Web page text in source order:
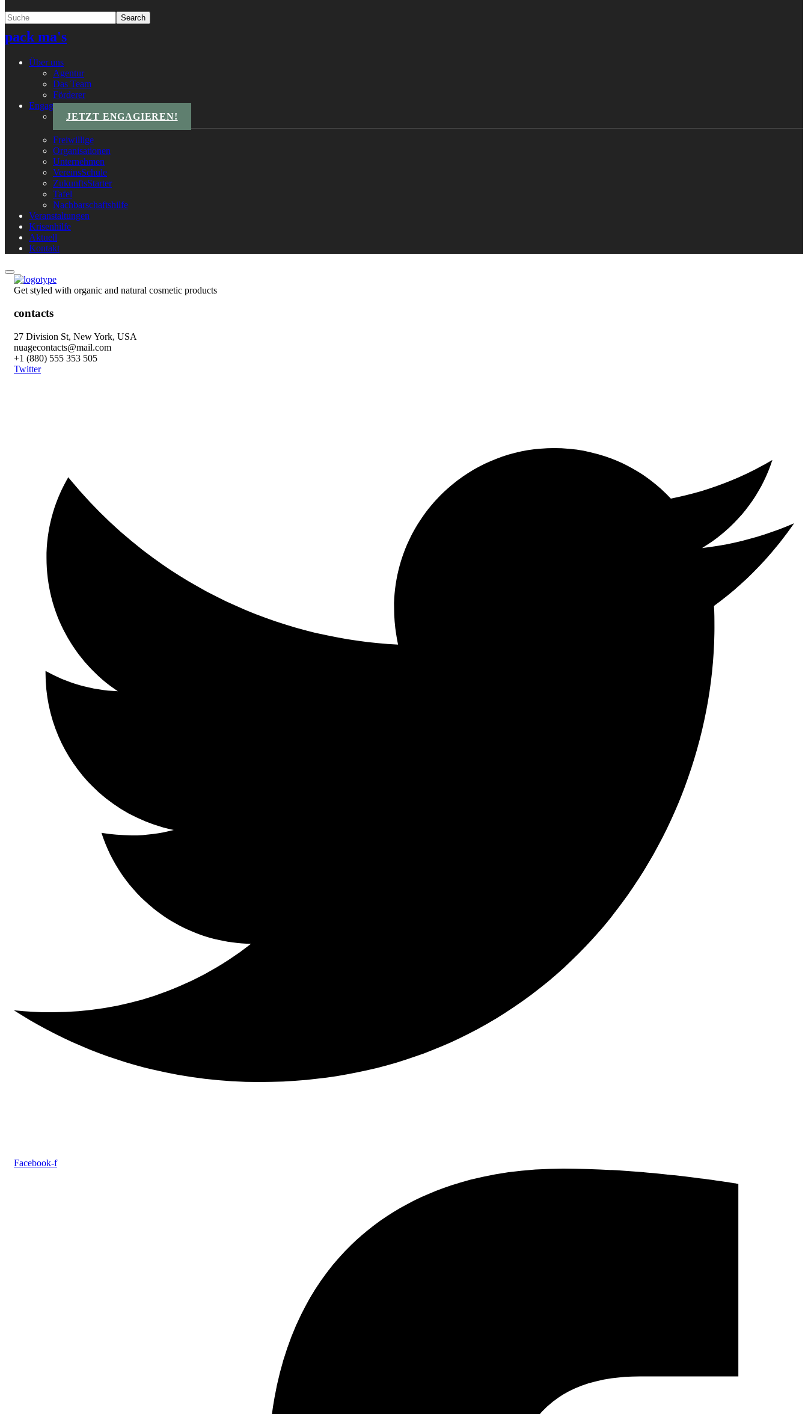
pack ma's
Über uns
Agentur
Das Team
Förderer
Engagements
JETZT ENGAGIEREN!
Freiwillige
Organisationen
Unternehmen
VereinsSchule
ZukunftsStarter
Tafel
Nachbarschaftshilfe
Veranstaltungen
Krisenhilfe
Aktuell
Kontakt
Get styled with organic and natural cosmetic products
contacts
27 Division St, New York, USA
nuagecontacts@mail.com
+1 (880) 555 353 505
Twitter
Facebook-f